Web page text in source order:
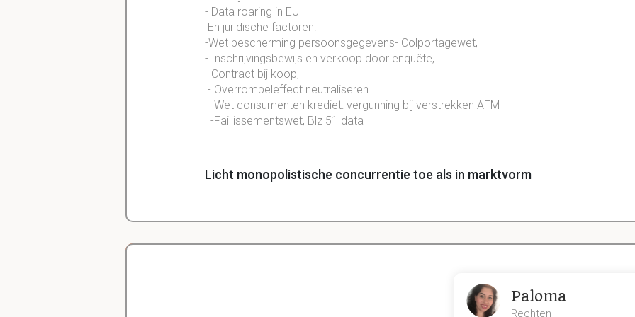
- Data roaring in EU
En juridische factoren:
-Wet bescherming persoonsgegevens- Colportagewet,
- Inschrijvingsbewijs en verkoop door enquête,
- Contract bij koop,
- Overrompeleffect neutraliseren.
- Wet consumenten krediet: vergunning bij verstrekken AFM
-Faillissementswet, Blz 51 data
Licht monopolistische concurrentie toe als in marktvorm
Bijv G- Star. Allemaal spijkerbroeken maar elk merk met eigen visie.
bijvoorbeeld KPN, zorgen door klantenservice dat ze aantrekkelijker worden dan hun
Paloma
Rechten